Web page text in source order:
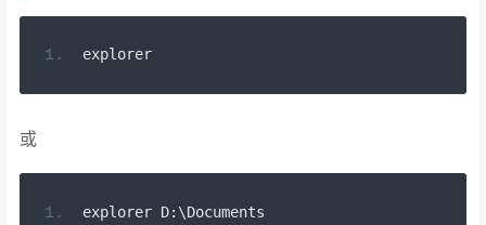
explorer
或
explorer D: \Documents